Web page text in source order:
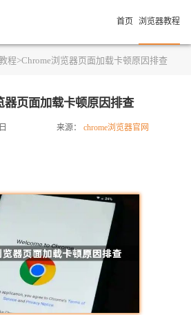
首页 浏览器教程
程>Chrome浏览器页面加载卡顿原因排查
器页面加载卡顿原因排查
来源： chrome浏览器官网